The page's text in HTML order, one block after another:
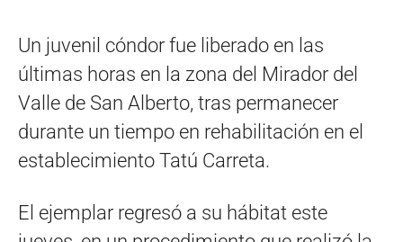
Un juvenil cóndor fue liberado en las
últimas horas en la zona del Mirador del
Valle de San Alberto, tras permanecer
durante un tiempo en rehabilitación en el
establecimiento Tatú Carreta.
El ejemplar regresó a su hábitat este